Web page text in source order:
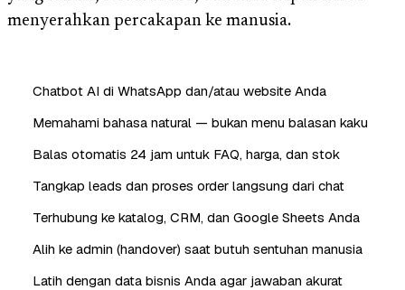
menyerahkan percakapan ke manusia.
Chatbot AI di WhatsApp dan/atau website Anda
Memahami bahasa natural — bukan menu balasan kaku
Balas otomatis 24 jam untuk FAQ, harga, dan stok
Tangkap leads dan proses order langsung dari chat
Terhubung ke katalog, CRM, dan Google Sheets Anda
Alih ke admin (handover) saat butuh sentuhan manusia
Latih dengan data bisnis Anda agar jawaban akurat